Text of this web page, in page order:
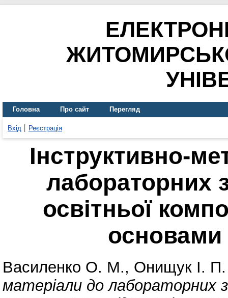
Головна Про сайт Перегляд
Вхід Реєстрація
Інструктивно-
лабораторних
освітньої
основами
Василенко О. М., Онищук І. П.
матеріали до лабораторних